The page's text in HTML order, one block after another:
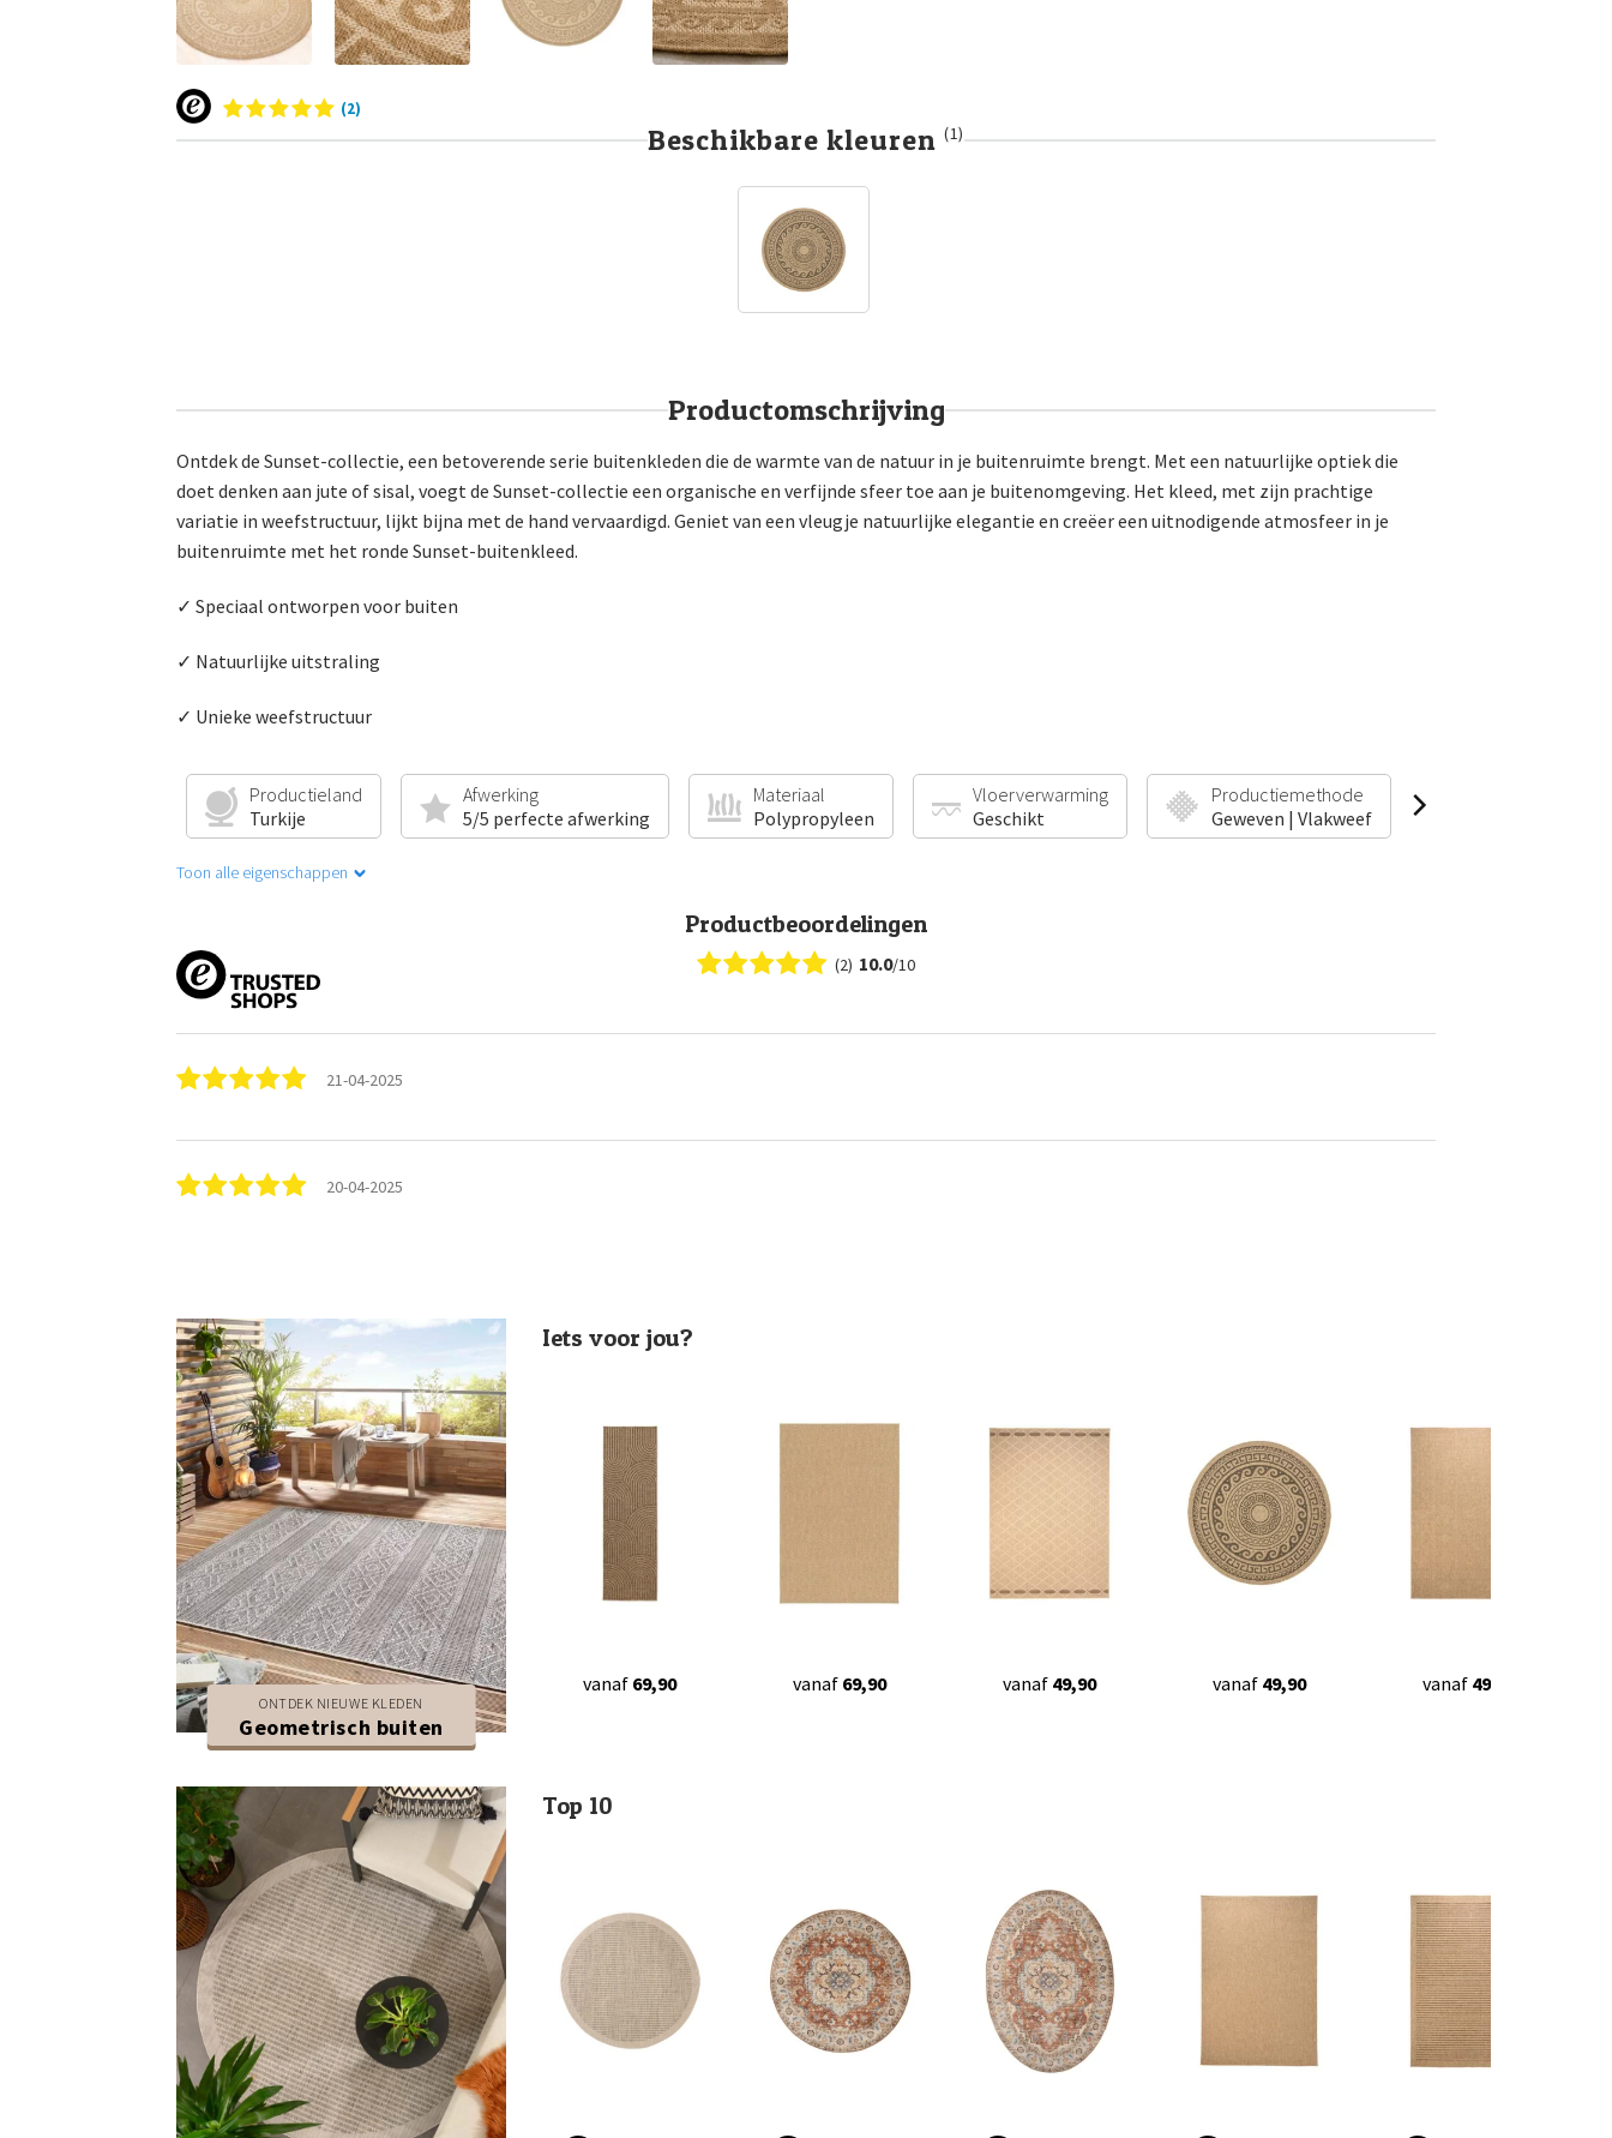
(2)
Beschikbare kleuren (1)
Productomschrijving
Ontdek de Sunset-collectie, een betoverende serie buitenkleden die de warmte van de natuur in je buitenruimte brengt. Met een natuurlijke optiek die
doet denken aan jute of sisal, voegt de Sunset-collectie een organische en verfijnde sfeer toe aan je buitenomgeving. Het kleed, met zijn prachtige
variatie in weefstructuur, lijkt bijna met de hand vervaardigd. Geniet van een vleugje natuurlijke elegantie en creëer een uitnodigende atmosfeer in je
buitenruimte met het ronde Sunset-buitenkleed.
✓ Speciaal ontworpen voor buiten
✓ Natuurlijke uitstraling
✓ Unieke weefstructuur
Productieland
Turkije
Afwerking
5/5 perfecte afwerking
Materiaal
Polypropyleen
Vloerverwarming
Geschikt
Productiemethode
Geweven | Vlakweef
Toon alle eigenschappen
Productbeoordelingen
(2) 10.0/10
21-04-2025
20-04-2025
ONTDEK NIEUWE KLEDEN
Geometrisch buiten
Iets voor jou?
vanaf 69,90 vanaf 69,90 vanaf 49,90 vanaf 49,90 vanaf 49,90
Top 10